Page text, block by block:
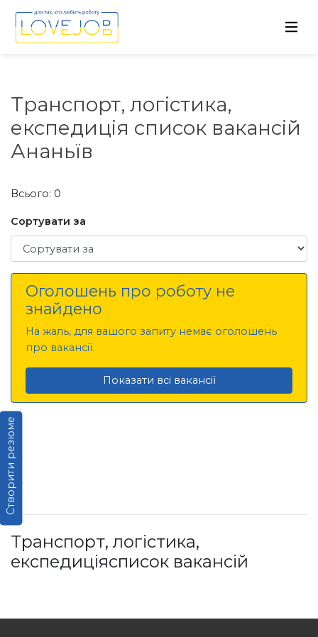
Створити резюме
Транспорт, логістика,
експедиція список вакансій
Ананьїв
Всього: 0
Сортувати за
Сортувати за
Оголошень про роботу не
знайдено
На жаль, для вашого запиту немає оголошень
про вакансії.
Показати всі вакансії
Транспорт, логістика,
експедиціясписок вакансій